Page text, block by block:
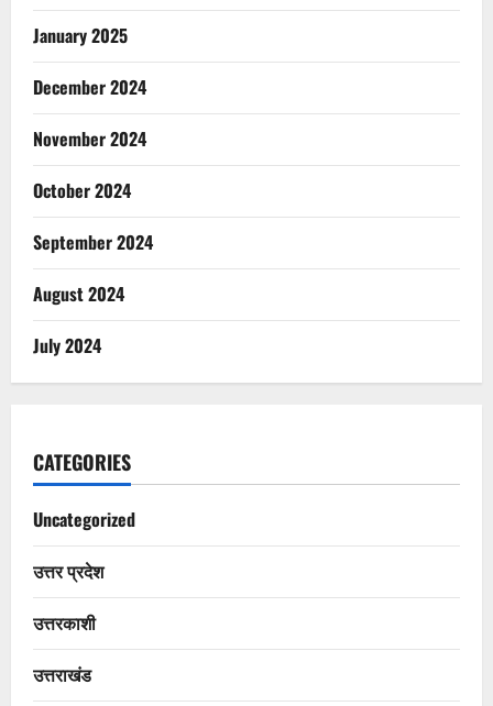
January 2025
December 2024
November 2024
October 2024
September 2024
August 2024
July 2024
CATEGORIES
Uncategorized
उत्तर प्रदेश
उत्तरकाशी
उत्तराखंड